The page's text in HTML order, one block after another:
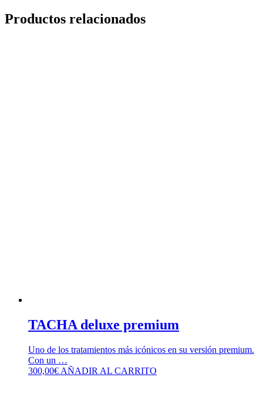
Productos relacionados
TACHA deluxe premium
Uno de los tratamientos más icónicos en su versión premium.
Con un …
300,00€ AÑADIR AL CARRITO